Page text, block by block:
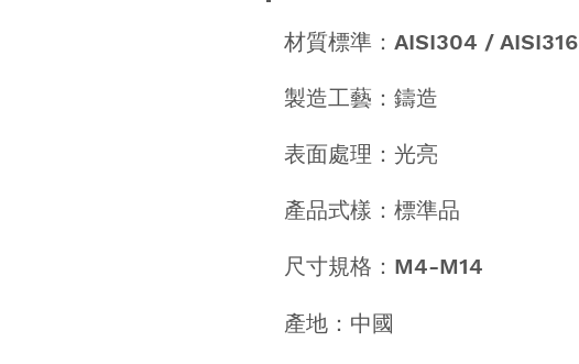
材質標準：AISI304 / AISI316
製造工藝：鑄造
表面處理：光亮
產品式樣：標準品
尺寸規格：M4-M14
​產地：中國